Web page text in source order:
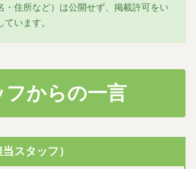
住所など）は公開せず、掲載許可をい
います。
フからの一言
スタッフ）